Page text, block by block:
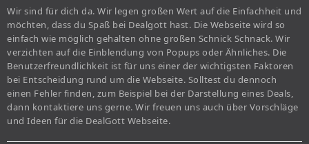
Wir sind für dich da. Wir legen großen Wert auf die Einfachheit und
möchten, dass du Spaß bei Dealgott hast. Die Webseite wird so
einfach wie möglich gehalten ohne großen Schnick Schnack. Wir
verzichten auf die Einblendung von Popups oder Ähnliches. Die
Benutzerfreundlichkeit ist für uns einer der wichtigsten Faktoren
bei Entscheidung rund um die Webseite. Solltest du dennoch
einen Fehler finden, zum Beispiel bei der Darstellung eines Deals,
dann kontaktiere uns gerne. Wir freuen uns auch über Vorschläge
und Ideen für die DealGott Webseite.